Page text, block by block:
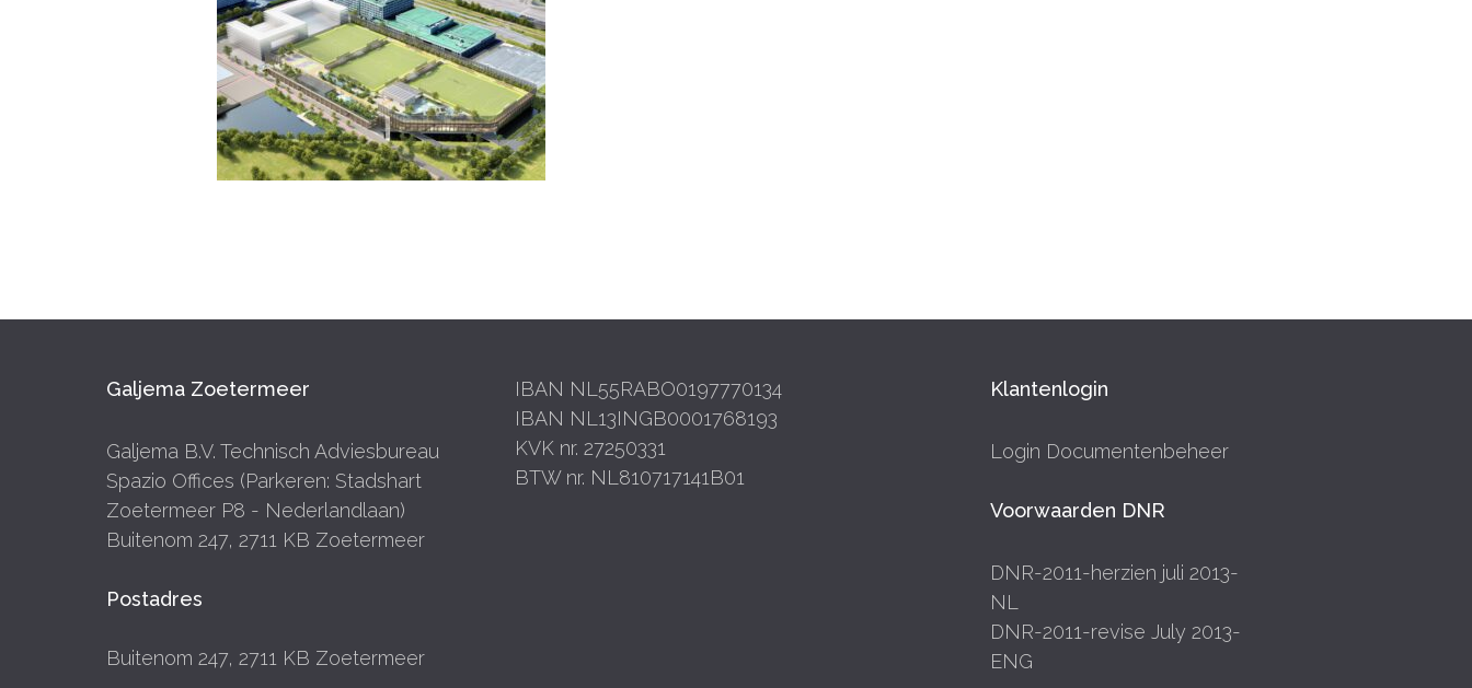
Galjema Zoetermeer
Galjema B.V. Technisch Adviesbureau
Spazio Offices (Parkeren: Stadshart
Zoetermeer P8 - Nederlandlaan)
Buitenom 247, 2711 KB Zoetermeer
Postadres
Buitenom 247, 2711 KB Zoetermeer
IBAN NL55RABO0197770134
IBAN NL13INGB0001768193
KVK nr. 27250331
BTW nr. NL810717141B01
Klantenlogin
Login Documentenbeheer
Voorwaarden DNR
DNR-2011-herzien juli 2013-
NL
DNR-2011-revise July 2013-
ENG